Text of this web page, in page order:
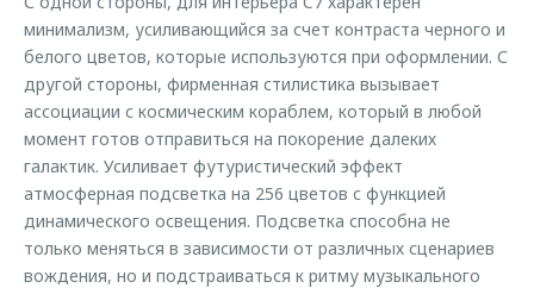
минимализм, усиливающийся за счет контраста черного и
белого цветов, которые используются при оформлении. С
другой стороны, фирменная стилистика вызывает
ассоциации с космическим кораблем, который в любой
момент готов отправиться на покорение далеких
галактик. Усиливает футуристический эффект
атмосферная подсветка на 256 цветов с функцией
динамического освещения. Подсветка способна не
только меняться в зависимости от различных сценариев
вождения, но и подстраиваться к ритму музыкального